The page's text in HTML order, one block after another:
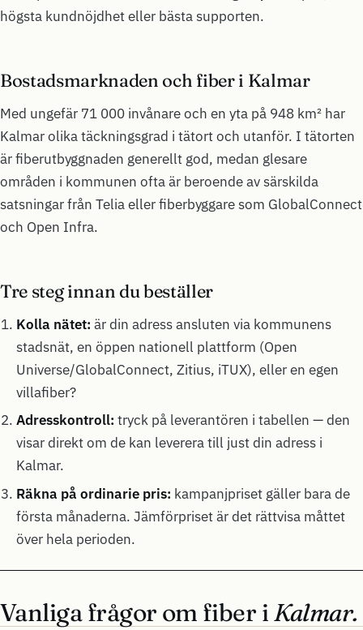
högsta kundnöjdhet eller bästa supporten.
Bostadsmarknaden och fiber i Kalmar
Med ungefär 71 000 invånare och en yta på 948 km² har
Kalmar olika täckningsgrad i tätort och utanför. I tätorten
är fiberutbyggnaden generellt god, medan glesare
områden i kommunen ofta är beroende av särskilda
satsningar från Telia eller fiberbyggare som GlobalConnect
och Open Infra.
Tre steg innan du beställer
Kolla nätet: är din adress ansluten via kommunens
stadsnät, en öppen nationell plattform (Open
Universe/GlobalConnect, Zitius, iTUX), eller en egen
villafiber?
Adresskontroll: tryck på leverantören i tabellen — den
visar direkt om de kan leverera till just din adress i
Kalmar.
Räkna på ordinarie pris: kampanjpriset gäller bara de
första månaderna. Jämförpriset är det rättvisa måttet
över hela perioden.
Vanliga frågor om fiber iKalmar.